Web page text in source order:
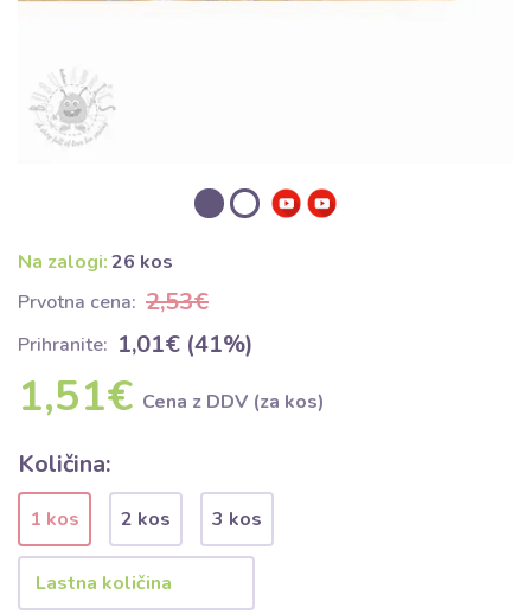
Na zalogi:26 kos
Prvotna cena: 2,53€
Prihranite: 1,01€ (41%)
1,51€ Cena z DDV (za kos)
Količina:
1 kos 2 kos 3 kos